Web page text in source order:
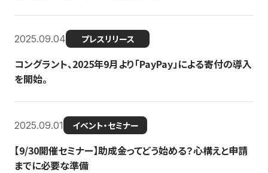
2025.09.04 プレスリリース
コングラント、2025年9月より「PayPay」による寄付の導入
を開始。
2025.09.01 イベント・セミナー
【9/30開催セミナー】助成金ってどう始める？心構えと申請
までに必要な準備